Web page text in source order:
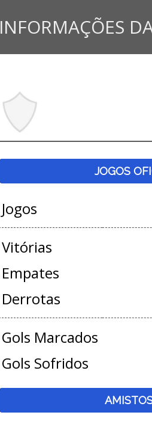
INFORMAÇÕES
JOGOS
Jogos
Vitórias
Empates
Derrotas
Gols Marcados
Gols Sofridos